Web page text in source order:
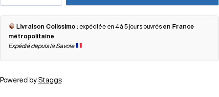
Livraison Colissimo : expédiée en 4 à 5 jours ouvrés en France
métropolitaine
Expédié depuis la Savoie
Powered by Staggs